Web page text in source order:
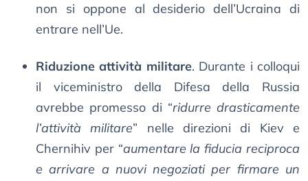
non si oppone al desiderio dell’Ucraina di
entrare nell’Ue.
Riduzione attività militare. Durante i colloqui
il viceministro della Difesa della Russia
avrebbe promesso di “ridurre drasticamente
l’attività militare” nelle direzioni di Kiev e
Chernihiv per “aumentare la fiducia reciproca
e arrivare a nuovi negoziati per firmare un